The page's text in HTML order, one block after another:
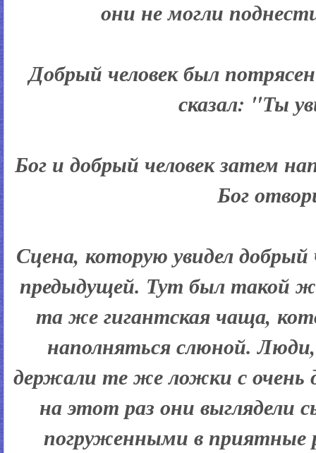
они не могли
Добрый человек был
сказал: "Ты
Бог и добрый человек затем
Бог
Сцена, которую увидел
предыдущей. Тут был такой
та же гигантская чаща,
наполняться слюной.
держали те же ложки с очень
на этот раз они
погруженными в приятные